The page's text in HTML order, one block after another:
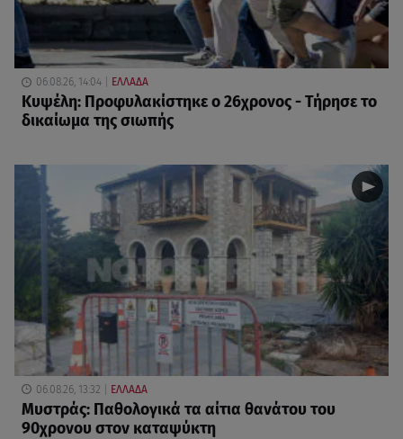
06.08.26, 14:04 ΕΛΛΑΔΑ
Κυψέλη: Προφυλακίστηκε ο 26χρονος - Τήρησε το
δικαίωμα της σιωπής
06.08.26, 13:32 ΕΛΛΑΔΑ
Μυστράς: Παθολογικά τα αίτια θανάτου του
90χρονου στον καταψύκτη